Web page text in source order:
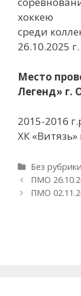
хоккею
среди
26.10.2025
Место
Легенд» г.
2015-2016
ХК
Рубрики
Без рубрики
Навигация
записи
ПМО
ПМО